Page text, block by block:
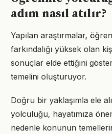
adım nasıl atılır?
Yapılan araştırmalar,
farkındalığı yüksek olan
sonuçlar elde ettiğini
temelini oluşturuyor.
Doğru bir yaklaşımla ele
yolculuğu, hayatımıza
nedenle konunun